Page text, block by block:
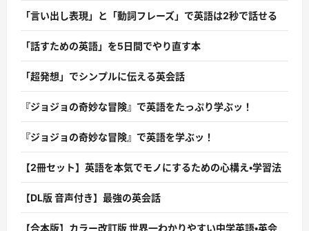
「言い出し表現」と「動詞フレーズ」で英語は2秒で話せる
「話すための英語」を5日間でやり直す本
「超発想」でシンプルに伝える英会話
『ジョジョの奇妙な冒険』で英語をたっぷり学ぶッ！
『ジョジョの奇妙な冒険』で英語を学ぶッ！
【2冊セット】英語を本気でモノにするための心構え・学習法
【DL版 音声付き】最強の英会話
【合本版】カラー改訂版 世界一わかりやすい中学英語・英会